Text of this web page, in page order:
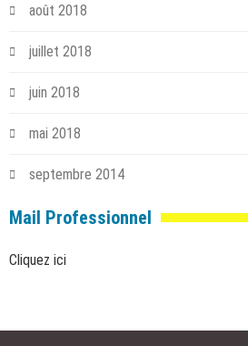
août 2018
juillet 2018
juin 2018
mai 2018
septembre 2014
Mail Professionnel
Cliquez ici